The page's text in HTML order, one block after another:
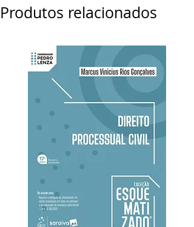
Produtos relacionados